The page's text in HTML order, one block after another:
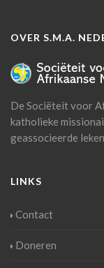
OVER S.M.A.
De Sociëteit voor
katholieke
geassocieerde
LINKS
Contact
Doneren